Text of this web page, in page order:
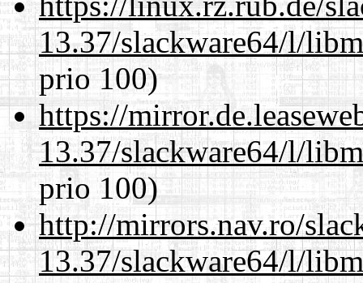
13.37/slackware64/l/
prio 100)
https://
13.37/slackware64/l/
prio 100)
http://mirrors.nav.ro/
13.37/slackware64/l/